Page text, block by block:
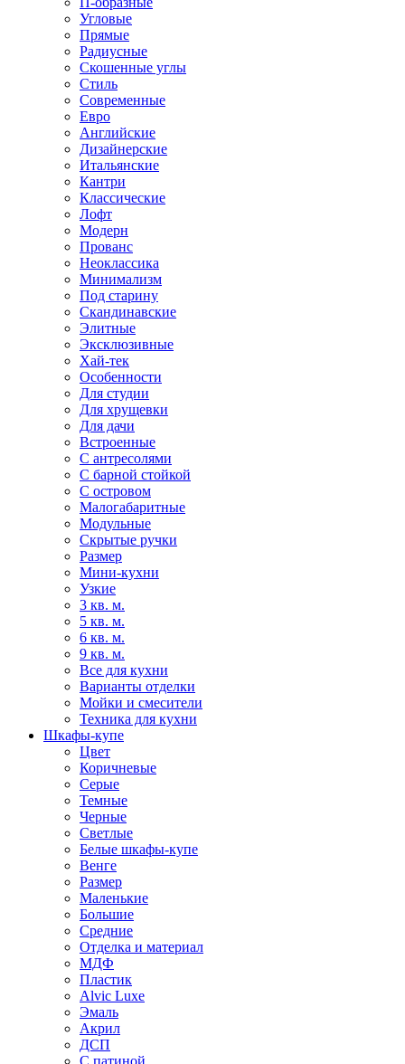
Угловые
Прямые
Радиусные
Скошенные углы
Стиль
Современные
Евро
Английские
Дизайнерские
Итальянские
Кантри
Классические
Лофт
Модерн
Прованс
Неоклассика
Минимализм
Под старину
Скандинавские
Элитные
Эксклюзивные
Хай-тек
Особенности
Для студии
Для хрущевки
Для дачи
Встроенные
С антресолями
С барной стойкой
С островом
Малогабаритные
Модульные
Скрытые ручки
Размер
Мини-кухни
Узкие
3 кв. м.
5 кв. м.
6 кв. м.
9 кв. м.
Все для кухни
Варианты отделки
Мойки и смесители
Техника для кухни
Шкафы-купе
Цвет
Коричневые
Серые
Темные
Черные
Светлые
Белые шкафы-купе
Венге
Размер
Маленькие
Большие
Средние
Отделка и материал
МДФ
Пластик
Alvic Luxe
Эмаль
Акрил
ДСП
С патиной